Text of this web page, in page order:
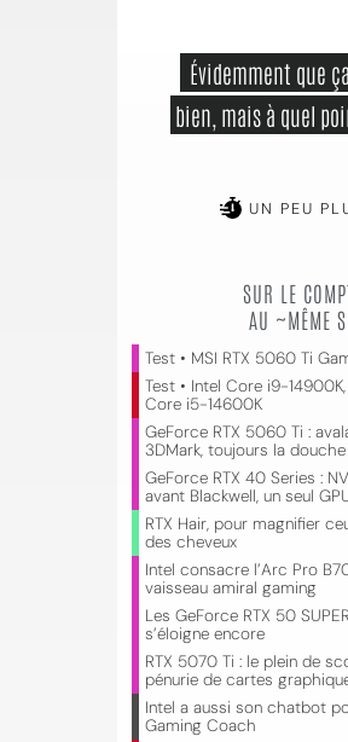
bien, mais à quel
UN PEU
SUR LE
AU ~MÊME
Test • MSI RTX 5060 Ti
Test • Intel Core i9-
Core i5-14600K
GeForce RTX 5060 Ti :
3DMark, toujours la
GeForce RTX 40 Series :
avant Blackwell, un seul
RTX Hair, pour magnifier
des cheveux
Intel consacre l’Arc Pro
vaisseau amiral gaming
Les GeForce RTX 50
s’éloigne encore
RTX 5070 Ti : le plein de
pénurie de cartes
Intel a aussi son chatbot
Gaming Coach